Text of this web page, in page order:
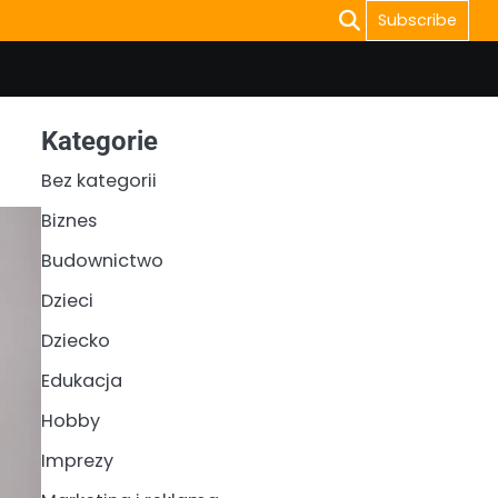
Subscribe
Kategorie
Bez kategorii
Biznes
Budownictwo
Dzieci
Dziecko
Edukacja
Hobby
Imprezy